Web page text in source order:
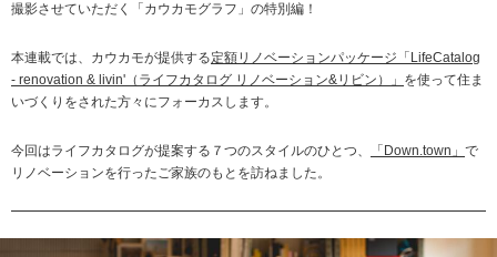
撮影させていただく「カウカモグラフ」の特別編！
本連載では、カウカモが提供する定額リノベーションパッケージ「LifeCatalog
- renovation & livin'（ライフカタログ リノベーション&リビン）」 を使って住ま
いづくりをされた方々にフォーカスします。
今回はライフカタログが提案する７つのスタイルのひとつ、 「Down.town」 で
リノベーションを行ったご家族のもとを訪ねました。